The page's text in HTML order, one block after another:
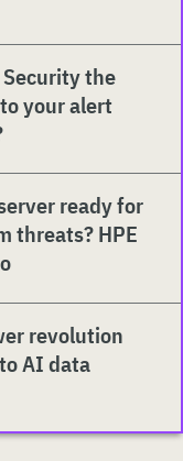
the
your alert
ready for
threats? HPE
revolution
AI data